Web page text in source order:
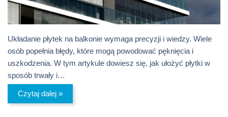
Układanie płytek na balkonie wymaga precyzji i wiedzy. Wiele
osób popełnia błędy, które mogą powodować pęknięcia i
uszkodzenia. W tym artykule dowiesz się, jak ułożyć płytki w
sposób trwały i…
Czytaj dalej »